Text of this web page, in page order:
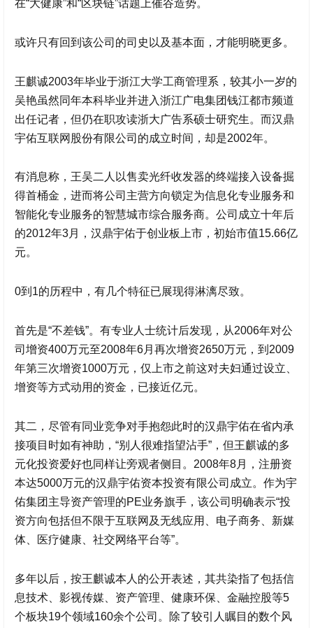
在“大健康”和“区块链”话题上催谷造势。
或许只有回到该公司的司史以及基本面，才能明晓更多。
王麒诚2003年毕业于浙江大学工商管理系，较其小一岁的
吴艳虽然同年本科毕业并进入浙江广电集团钱江都市频道
出任记者，但仍在职攻读浙大广告系硕士研究生。而汉鼎
宇佑互联网股份有限公司的成立时间，却是2002年。
有消息称，王吴二人以售卖光纤收发器的终端接入设备掘
得首桶金，进而将公司主营方向锁定为信息化专业服务和
智能化专业服务的智慧城市综合服务商。公司成立十年后
的2012年3月， 汉鼎宇佑于创业板上市，初始市值15.66亿
元。
0到1的历程中，有几个特征已展现得淋漓尽致。
首先是“不差钱”。有专业人士统计后发现，从2006年对公
司增资400万元至2008年6月再次增资2650万元，到2009
年第三次增资1000万元，仅上市之前这对夫妇通过设立、
增资等方式动用的资金，已接近亿元。
其二，尽管有同业竞争对手抱怨此时的汉鼎宇佑在省内承
接项目时如有神助，“别人很难指望沾手”，但王麒诚的多
元化投资爱好也同样让旁观者侧目。2008年8月，注册资
本达5000万元的汉鼎宇佑资本投资有限公司成立。作为宇
佑集团主导资产管理的PE业务旗手，该公司明确表示“投
资方向包括但不限于互联网及无线应用、电子商务、新媒
体、医疗健康、社交网络平台等”。
多年以后，按王麒诚本人的公开表述，其共染指了包括信
息技术、影视传媒、资产管理、健康环保、金融控股等5
个板块19个领域160余个公司。除了较引人瞩目的数个风